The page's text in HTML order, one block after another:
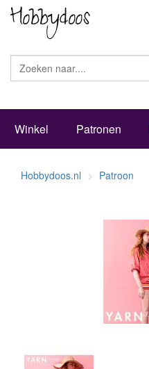
Winkel Patronen
Hobbydoos.nl Patroon